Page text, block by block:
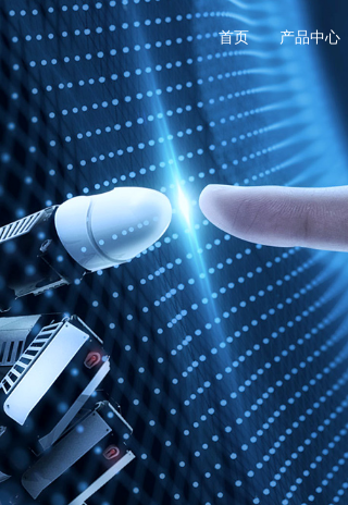
首页 产品中心